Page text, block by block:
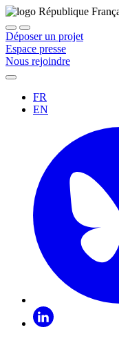
Déposer un projet
Espace presse
Nous rejoindre
FR
EN